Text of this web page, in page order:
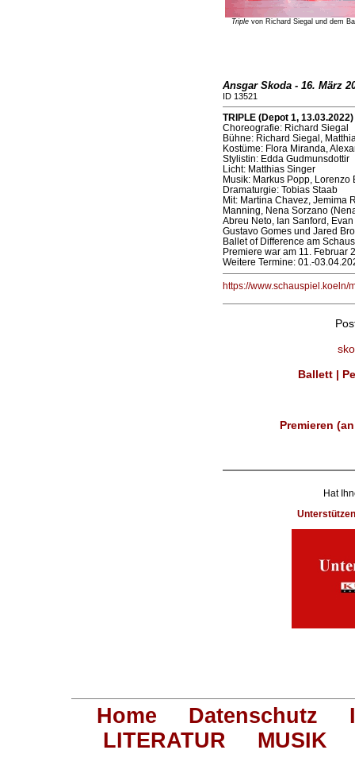
Triplevon Richard Siegal und dem
Ansgar Skoda - 16. März
ID 13521
TRIPLE (Depot 1, 13.03.2022)
Choreografie: Richard Siegal
Bühne: Richard Siegal,
Kostüme: Flora Miranda,
Stylistin: Edda Gudmunsdottir
Licht: Matthias Singer
Musik: Markus Popp,
Dramaturgie: Tobias Staab
Mit: Martina Chavez, Jemima
Manning, Nena Sorzano
Abreu Neto, Ian Sanford,
Gustavo Gomes und Jared
Ballet of Difference am
Premiere war am 11. Februar
Weitere Termine: 01.-
https://www.schauspiel.koeln/
Ballett |
Premieren
Hat
Home Datenschutz
LITERATUR
MUSIK